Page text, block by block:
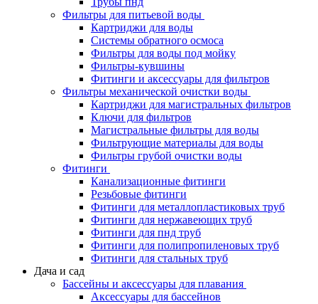
Фильтры для питьевой воды
Картриджи для воды
Системы обратного осмоса
Фильтры для воды под мойку
Фильтры-кувшины
Фитинги и аксессуары для фильтров
Фильтры механической очистки воды
Картриджи для магистральных фильтров
Ключи для фильтров
Магистральные фильтры для воды
Фильтрующие материалы для воды
Фильтры грубой очистки воды
Фитинги
Канализационные фитинги
Резьбовые фитинги
Фитинги для металлопластиковых труб
Фитинги для нержавеющих труб
Фитинги для пнд труб
Фитинги для полипропиленовых труб
Фитинги для стальных труб
Дача и сад
Бассейны и аксессуары для плавания
Аксессуары для бассейнов